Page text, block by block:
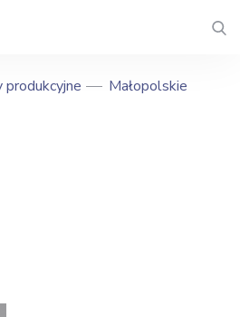
produkcyjne
Małopolskie